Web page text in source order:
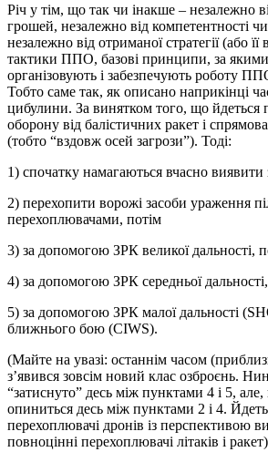
Річ у тім, що так чи інакше – незалежно
грошей, незалежно від компетентності
незалежно від отриманої стратегії (або її
тактики ППО, базові принципи, за
організовують і забезпечують роботу
Тобто саме так, як описано наприкінці
цибулини. За винятком того, що йдеться
оборону від балістичних ракет і
(тобто “вздовж осей загрози”). Тоді:
1) спочатку намагаються вчасно виявити
2) перехопити ворожі засоби ураження
перехоплювачами, потім
3) за допомогою ЗРК великої дальності,
4) за допомогою ЗРК середньої
5) за допомогою ЗРК малої дальності
ближнього бою (CIWS).
(Майте на увазі: останнім часом
з’явився зовсім новий клас озброєнь.
“затиснуто” десь між пунктами 4 і 5,
опиниться десь між пунктами 2 і 4.
перехоплювачі дронів із перспективою
повноцінні перехоплювачі літаків і